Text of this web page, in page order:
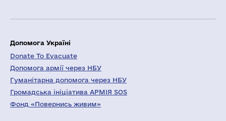
Допомога Україні
Donate To Evacuate
Допомога армії через НБУ
Гуманітарна допомога через НБУ
Громадська ініціатива АРМІЯ SOS
Фонд «Повернись живим»